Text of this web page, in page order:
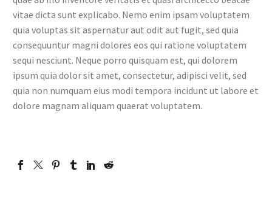
vitae dicta sunt explicabo. Nemo enim ipsam voluptatem
quia voluptas sit aspernatur aut odit aut fugit, sed quia
consequuntur magni dolores eos qui ratione voluptatem
sequi nesciunt. Neque porro quisquam est, qui dolorem
ipsum quia dolor sit amet, consectetur, adipisci velit, sed
quia non numquam eius modi tempora incidunt ut labore et
dolore magnam aliquam quaerat voluptatem.